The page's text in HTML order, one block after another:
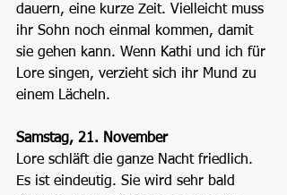
dauern, eine kurze Zeit. Vielleicht muss
ihr Sohn noch einmal kommen, damit
sie gehen kann. Wenn Kathi und ich für
Lore singen, verzieht sich ihr Mund zu
einem Lächeln.
Samstag, 21. November
Lore schläft die ganze Nacht friedlich.
Es ist eindeutig. Sie wird sehr bald